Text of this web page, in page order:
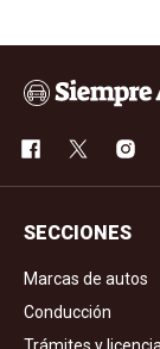
SECCIONES
Marcas de autos
Conducción